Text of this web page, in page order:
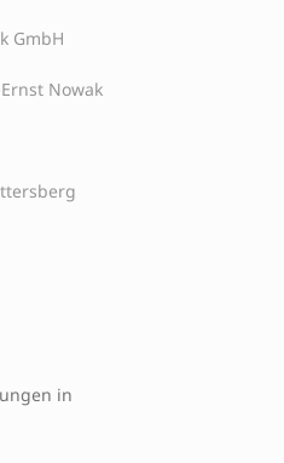
GmbH
Nowak
in